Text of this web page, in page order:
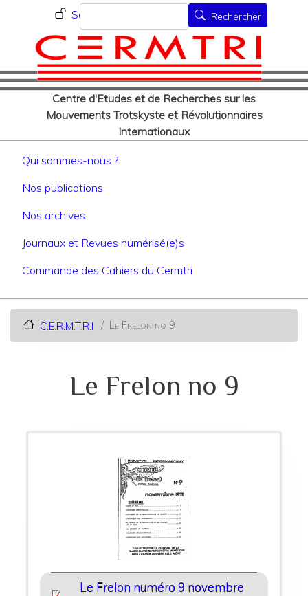
au
contenu
principal
Menu du compte de
Se connecter
Centre d'Etudes et de Recherches sur les
Mouvements Trotskyste et Révolutionnaires
Internationaux
Rechercher Rechercher
Navigation principale
Qui sommes-nous ?
Nos publications
Nos archives
Journaux et Revues numérisé(e)s
Commande des Cahiers du Cermtri
C.E.R.M.T.R.I Le Frelon no 9
Le Frelon no 9
Le Frelon numéro 9 novembre